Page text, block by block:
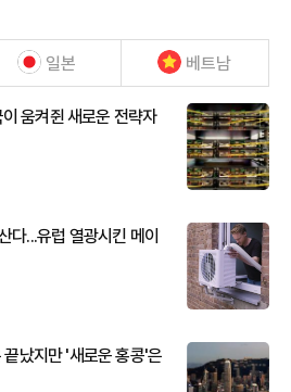
일본 베트남
움켜쥔 새로운 전략자
다...유럽 열광시킨 메이
났지만 '새로운 홍콩'은